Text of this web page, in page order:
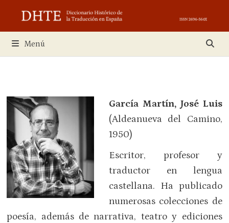
contenido
Menú
García Martín, José Luis
(Aldeanueva del Camino,
1950)
Escritor, profesor y
traductor en lengua
castellana. Ha publicado
numerosas colecciones de
poesía, además de narrativa, teatro y ediciones